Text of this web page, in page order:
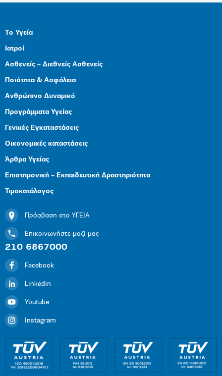
Το Υγεία
Ιατροί
Ασθενείς – Διεθνείς Ασθενείς
Ποιότητα & Ασφάλεια
Ανθρώπινο Δυναμικό
Προγράμματα Υγείας
Γενικές Εγκαταστάσεις
Οικονομικές καταστάσεις
Άρθρα Υγείας
Επιστημονική – Εκπαιδευτική Δραστηριότητα
Τιμοκατάλογος
Πρόσβαση στο ΥΓΕΙΑ
Επικοινωνήστε μαζί μας
210 6867000
Facebook
Linkedin
Youtube
Instagram